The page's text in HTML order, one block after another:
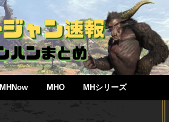
MHNow MHO MHシリーズ